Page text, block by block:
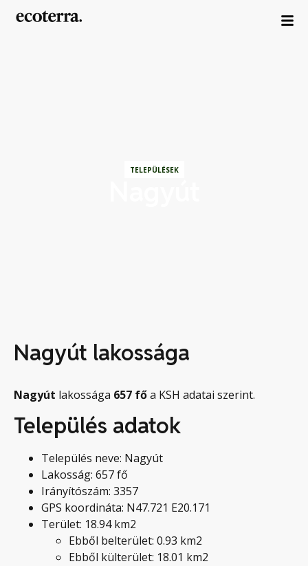
TELEPÜLÉSEK
Nagyút lakossága
Nagyút lakossága 657 főa KSH adatai szerint.
Település adatok
Település neve: Nagyút
Lakosság: 657 fő
Irányítószám: 3357
GPS koordináta: N47.721 E20.171
Terület: 18.94 km2
Ebből belterület: 0.93 km2
Ebből külterület: 18.01 km2